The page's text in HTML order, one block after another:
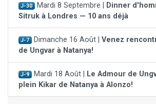
J-30 Mardi 8 Septembre |
Dinner
Sitruk à Londres — 10 ans déjà
J-7 Dimanche 16 Août | Venez
de Ungvar à Natanya!
J-9 Mardi 18 Août |
Le Admour de
plein Kikar de Natanya à Alonzo!